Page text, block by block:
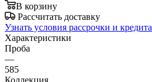
В корзину
Рассчитать доставку
Узнать условия рассрочки и кредита
Характеристики
Проба
—
585
Коллекция